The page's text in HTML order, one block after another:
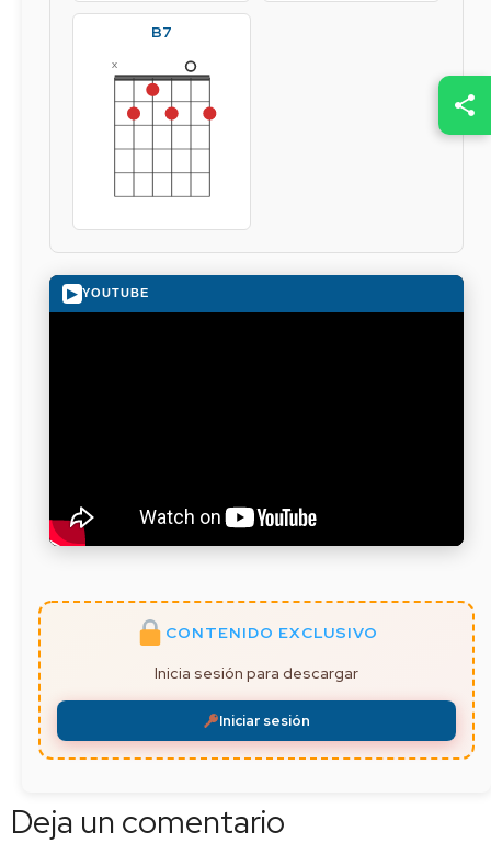
B7
x
▶ YOUTUBE
CONTENIDO EXCLUSIVO
Inicia sesión para descargar
Iniciar sesión
Deja un comentario